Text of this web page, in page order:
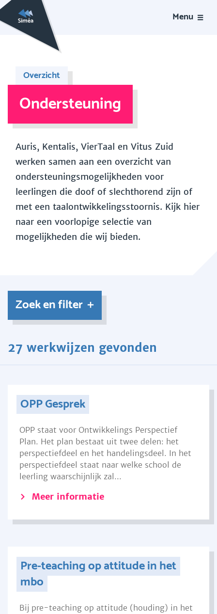
Menu
Overzicht
Ondersteuning
Auris, Kentalis, VierTaal en Vitus Zuid
werken samen aan een overzicht van
ondersteuningsmogelijkheden voor
leerlingen die doof of slechthorend zijn of
met een taalontwikkelingsstoornis. Kijk hier
naar een voorlopige selectie van
mogelijkheden die wij bieden.
Zoek en filter
27 werkwijzen gevonden
OPP Gesprek
OPP staat voor Ontwikkelings Perspectief
Plan. Het plan bestaat uit twee delen: het
perspectiefdeel en het handelingsdeel. In het
perspectiefdeel staat naar welke school de
leerling waarschijnlijk zal...
Meer informatie
Pre-teaching op attitude in het
mbo
Bij pre-teaching op attitude (houding) in het